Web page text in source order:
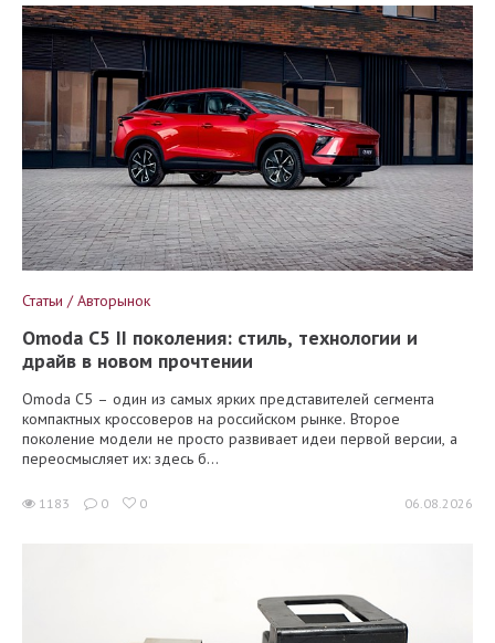
Статьи / Авторынок
Omoda C5 II поколения: стиль, технологии и
драйв в новом прочтении
Omoda C5 – один из самых ярких представителей сегмента
компактных кроссоверов на российском рынке. Второе
поколение модели не просто развивает идеи первой версии, а
переосмысляет их: здесь б...
1183 0 0 06.08.2026